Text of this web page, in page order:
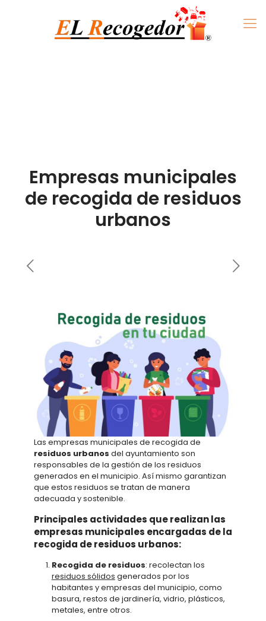
Empresas municipales
de recogida de residuos
urbanos
Las empresas municipales de recogida de
residuos urbanos del ayuntamiento son
responsables de la gestión de los residuos
generados en el municipio. Así mismo garantizan
que estos residuos se tratan de manera
adecuada y sostenible.
Principales actividades que realizan las
empresas municipales encargadas de la
recogida de residuos urbanos:
Recogida de residuos: recolectan los
residuos sólidos generados por los
habitantes y empresas del municipio, como
basura, restos de jardinería, vidrio, plásticos,
metales, entre otros.